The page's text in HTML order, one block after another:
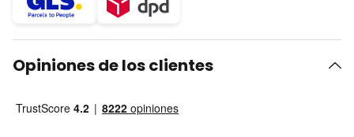
Opiniones de los clientes